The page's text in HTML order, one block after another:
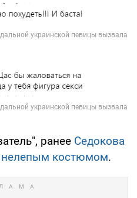
ранее Седокова
нелепым костюмом.